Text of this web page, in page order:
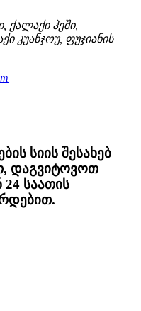
ქალაქი ჰეში,
კუანჯოუ, ფუჯიანის
სიის შესახებ
დაგვიტოვოთ
საათის